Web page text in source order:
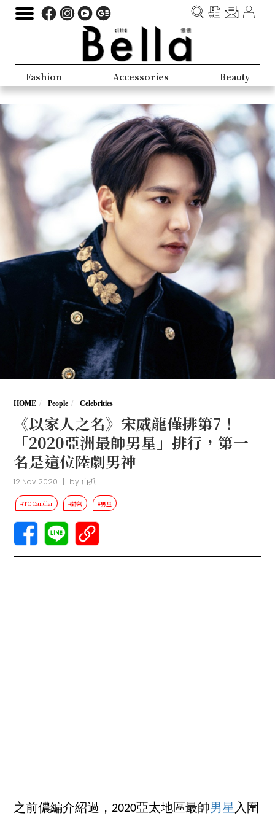
Fashion Accessories Beauty
HOME People Celebrities
《以家人之名》宋威龍僅排第7！
「2020亞洲最帥男星」排行，第一
名是這位陸劇男神
12 Nov 2020 | by 山抓
#TC Candler #帥氣 #男星
之前儂編介紹過，2020亞太地區最帥男星入圍